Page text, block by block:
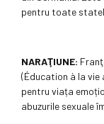
pentru toate
NARAŢIUNE:
(Éducation à la vie
pentru viața
abuzurile sexuale